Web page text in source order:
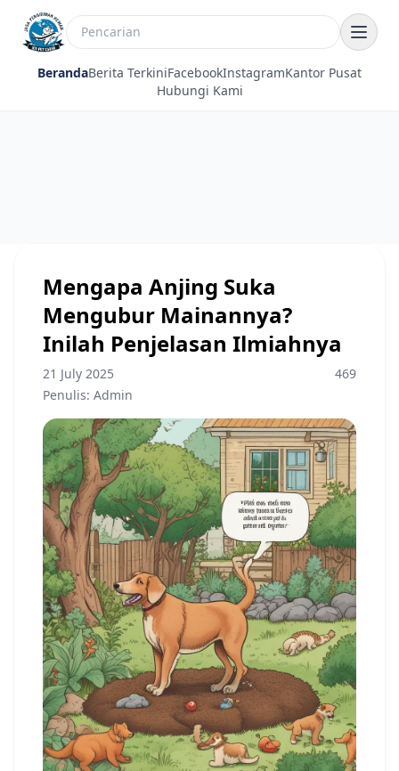
BerandaBerita TerkiniFacebookInstagramKantor Pusat
Hubungi Kami
Mengapa Anjing Suka
Mengubur Mainannya?
Inilah Penjelasan Ilmiahnya
21 July 2025
469
Penulis: Admin